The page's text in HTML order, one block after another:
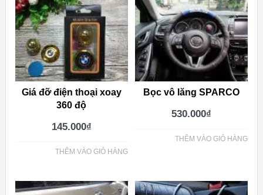
Giá đỡ điện thoại xoay
360 độ
145.000₫
THÊM VÀO GIỎ HÀNG
Bọc vô lăng SPARCO
530.000₫
THÊM VÀO GIỎ HÀNG